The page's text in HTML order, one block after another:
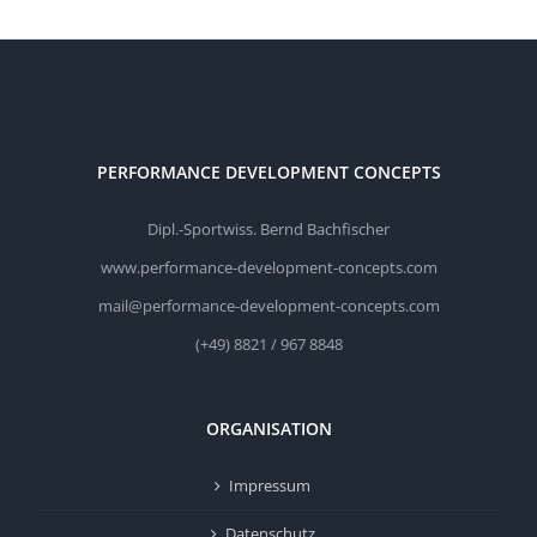
PERFORMANCE DEVELOPMENT CONCEPTS
Dipl.-Sportwiss. Bernd Bachfischer
www.performance-development-concepts.com
mail@performance-development-concepts.com
(+49) 8821 / 967 8848
ORGANISATION
Impressum